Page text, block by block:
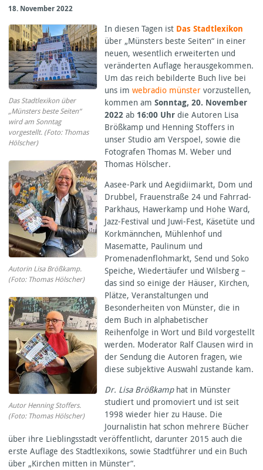
18. November 2022
Das Stadtlexikon über
„Münsters beste Seiten“
wird am Sonntag
vorgestellt. (Foto: Thomas
Hölscher)
Autorin Lisa Brößkamp.
(Foto: Thomas Hölscher)
Autor Henning Stoffers.
(Foto: Thomas Hölscher)
In diesen Tagen ist Das Stadtlexikon
über „Münsters beste Seiten“ in einer
neuen, wesentlich erweiterten und
veränderten Auflage herausgekommen.
Um das reich bebilderte Buch live bei
uns im webradio münstervorzustellen,
kommen am Sonntag, 20. November
2022ab 16:00 Uhrdie Autoren Lisa
Brößkamp und Henning Stoffers in
unser Studio am Verspoel, sowie die
Fotografen Thomas M. Weber und
Thomas Hölscher.
Aasee-Park und Aegidiimarkt, Dom und
Drubbel, Frauenstraße 24 und Fahrrad-
Parkhaus, Hawerkamp und Hohe Ward,
Jazz-Festival und Juwi-Fest, Käsetüte und
Korkmännchen, Mühlenhof und
Masematte, Paulinum und
Promenadenflohmarkt, Send und Soko
Speiche, Wiedertäufer und Wilsberg –
das sind so einige der Häuser, Kirchen,
Plätze, Veranstaltungen und
Besonderheiten von Münster, die in
dem Buch in alphabetischer
Reihenfolge in Wort und Bild vorgestellt
werden. Moderator Ralf Clausen wird in
der Sendung die Autoren fragen, wie
diese subjektive Auswahl zustande kam.
Dr. Lisa Brößkamphat in Münster
studiert und promoviert und ist seit
1998 wieder hier zu Hause. Die
Journalistin hat schon mehrere Bücher
über ihre Lieblingsstadt veröffentlicht, darunter 2015 auch die
erste Auflage des Stadtlexikons, sowie Stadtführer und ein Buch
über „Kirchen mitten in Münster“.